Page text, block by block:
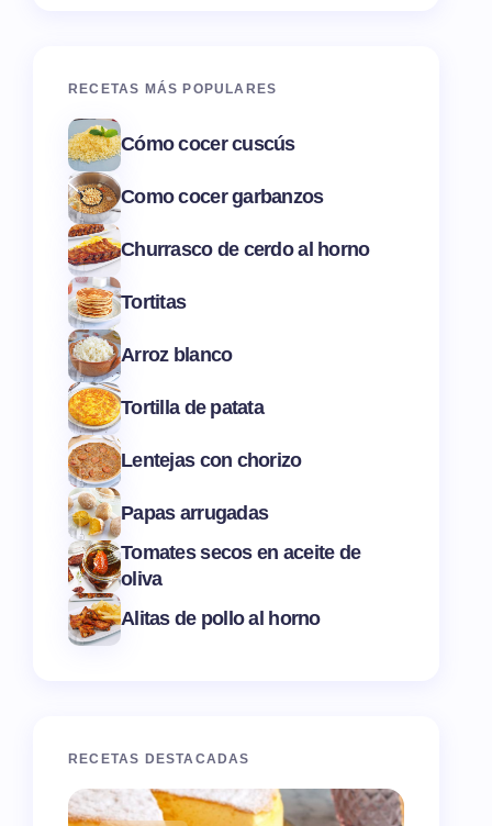
RECETAS MÁS POPULARES
Cómo cocer cuscús
Como cocer garbanzos
Churrasco de cerdo al horno
Tortitas
Arroz blanco
Tortilla de patata
Lentejas con chorizo
Papas arrugadas
Tomates secos en aceite de
oliva
Alitas de pollo al horno
RECETAS DESTACADAS